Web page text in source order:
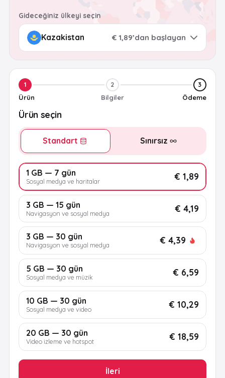
Gideceğiniz ülkeyi seçin
€ 1,89’dan başlayan
1
Ürün
2
Bilgiler
3
Ödeme
Ürün seçin
Standart Sınırsız
1 GB — 7 gün
Sosyal medya ve haritalar € 1,89
3 GB — 15 gün
Navigasyon ve sosyal medya € 4,19
3 GB — 30 gün
Navigasyon ve sosyal medya € 4,39
5 GB — 30 gün
Sosyal medya ve müzik € 6,59
10 GB — 30 gün
Sosyal medya ve video € 10,29
20 GB — 30 gün
Video izleme ve hotspot € 18,59
İleri